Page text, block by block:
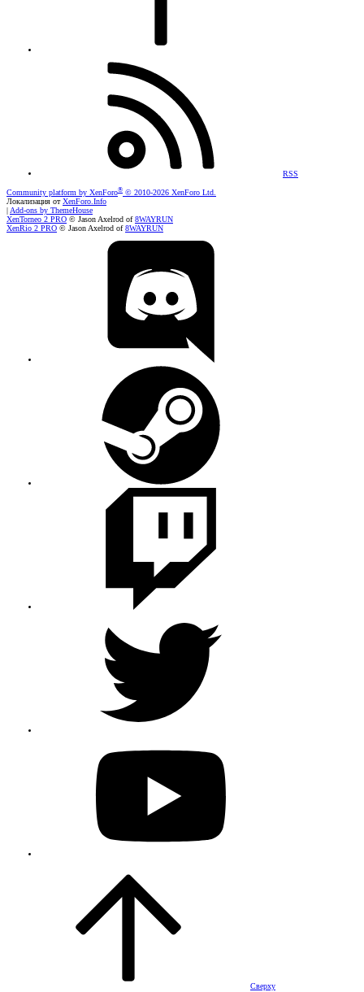
RSS
Community platform by XenForo® © 2010-2026 XenForo Ltd.
Локализация отXenForo.Info
Add-ons by ThemeHouse
XenTorneo 2 PRO © Jason Axelrod of8WAYRUN
XenRio 2 PRO © Jason Axelrod of8WAYRUN
Сверху